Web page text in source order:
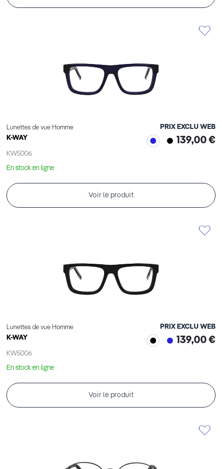
Lunettes de vue Homme
K-WAY
KW5006
PRIX EXCLU WEB
139,00 €
En stock en ligne
Voir le produit
Lunettes de vue Homme
K-WAY
KW5006
PRIX EXCLU WEB
139,00 €
En stock en ligne
Voir le produit